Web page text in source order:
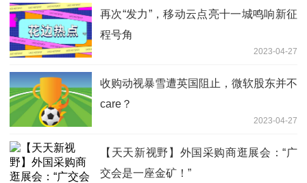
再次“发力”，移动云点亮十一城鸣响新征
程号角
2023-04-27
收购动视暴雪遭英国阻止，微软股东并不
care？
2023-04-27
【天天新视野】外国采购商逛展会：“广
交会是一座金矿！”